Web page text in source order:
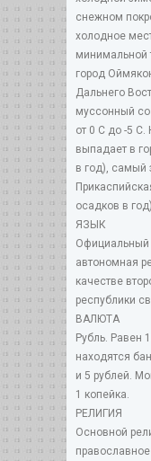
снежном
холодное
минимальной
город
Дальнего
муссонный
от 0 С до -5
выпадает в
в год), самый
осадков в
ЯЗЫК
Официальный
автономная
качестве
республики
ВАЛЮТА
Рубль. Равен
находятся
и 5 рублей.
1 копейка.
РЕЛИГИЯ
Основной